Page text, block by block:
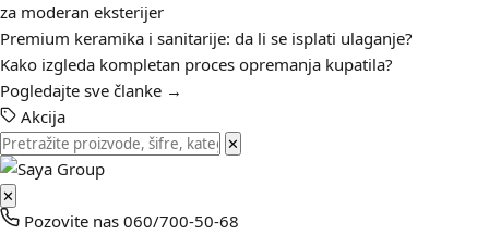
za moderan eksterijer
Premium keramika i sanitarije: da li se isplati ulaganje?
Kako izgleda kompletan proces opremanja kupatila?
Pogledajte sve članke →
Akcija
✕
✕
Pozovite nas 060/700-50-68